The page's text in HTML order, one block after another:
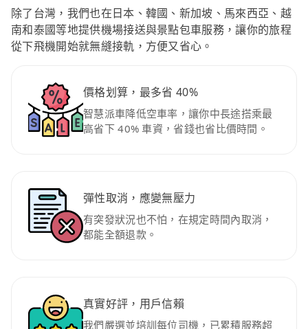
除了台灣，我們也在日本、韓國、新加坡、馬來西亞、越
南和泰國等地提供機場接送與景點包車服務，讓你的旅程
從下飛機開始就無縫接軌，方便又省心。
價格划算，最多省 40%
智慧派車降低空車率，讓你中長途搭乘最
高省下 40% 車資，省錢也省比價時間。
彈性取消，應變無壓力
有突發狀況也不怕，在規定時間內取消，
都能全額退款。
真實好評，用戶信賴
我們嚴選並培訓每位司機，已累積服務超